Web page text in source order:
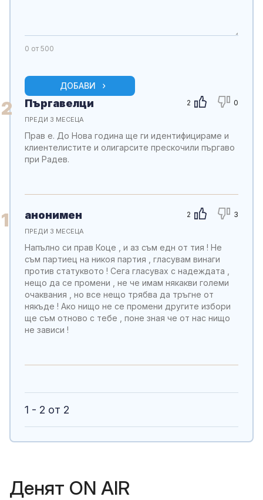
0 от 500
ДОБАВИ
2 2 0
Пъргавелци
ПРЕДИ 3 МЕСЕЦА
Прав е. До Нова година ще ги идентифицираме и
клиентелистите и олигарсите прескочили пъргаво
при Радев.
1 2 3
анонимен
ПРЕДИ 3 МЕСЕЦА
Напълно си прав Коце , и аз съм едн от тия ! Не
съм партиец на никоя партия , гласувам винаги
против статуквото ! Сега гласувах с надеждата ,
нещо да се промени , не че имам някакви големи
очаквания , но все нещо трябва да тръгне от
някъде ! Ако нищо не се промени другите избори
ще съм отново с тебе , поне зная че от нас нищо
не зависи !
1 - 2 от 2
Денят ON AIR